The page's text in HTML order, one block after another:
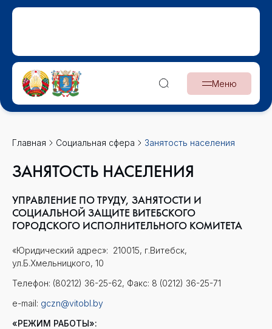
Меню
Главная Социальная сфера Занятость населения
ЗАНЯТОСТЬ НАСЕЛЕНИЯ
УПРАВЛЕНИЕ ПО ТРУДУ, ЗАНЯТОСТИ И
СОЦИАЛЬНОЙ ЗАЩИТЕ ВИТЕБСКОГО
ГОРОДСКОГО ИСПОЛНИТЕЛЬНОГО КОМИТЕТА
«Юридический адрес»: 210015, г.Витебск,
ул.Б.Хмельницкого, 10
Телефон: (80212) 36-25-62, Факс: 8 (0212) 36-25-71
e-mail: gczn@vitobl.by
«РЕЖИМ РАБОТЫ»: